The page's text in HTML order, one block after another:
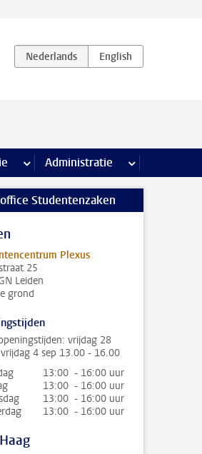
pagina’s
meer Naast je studie pagina’s
Administratie meer
Studentenzaken
Plexus
25
Leiden
grond
vrijdag 28
4 sep 13.00 - 16.00
13:00 - 16:00 uur
13:00 - 16:00 uur
13:00 - 16:00 uur
13:00 - 16:00 uur